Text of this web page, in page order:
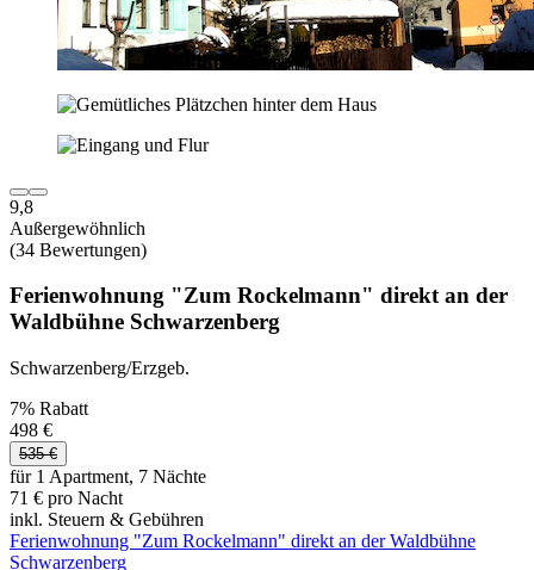
9,8
Außergewöhnlich
(34 Bewertungen)
Ferienwohnung "Zum Rockelmann" direkt an der
Waldbühne Schwarzenberg
Schwarzenberg/Erzgeb.
7% Rabatt
498 €
535 €
für 1 Apartment, 7 Nächte
71 € pro Nacht
inkl. Steuern & Gebühren
Ferienwohnung "Zum Rockelmann" direkt an der Waldbühne
Schwarzenberg